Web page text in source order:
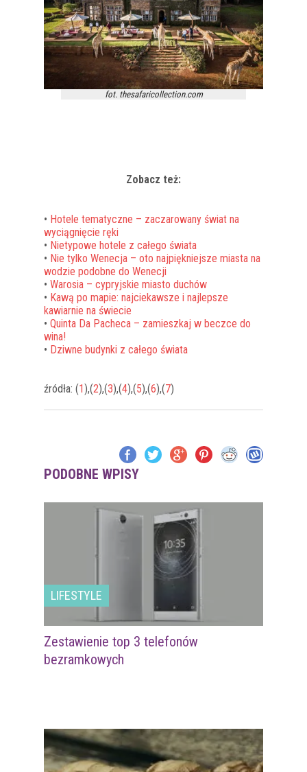
fot. thesafaricollection.com
Zobacz też:
• Hotele tematyczne – zaczarowany świat na
wyciągnięcie ręki
• Nietypowe hotele z całego świata
• Nie tylko Wenecja – oto najpiękniejsze miasta na
wodzie podobne do Wenecji
• Warosia – cypryjskie miasto duchów
• Kawą po mapie: najciekawsze i najlepsze
kawiarnie na świecie
• Quinta Da Pacheca – zamieszkaj w beczce do
wina!
• Dziwne budynki z całego świata
źródła: (1 ),(2),(3),(4),(5),(6),(7)
PODOBNE WPISY
LIFESTYLE
Zestawienie top 3 telefonów
bezramkowych